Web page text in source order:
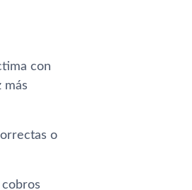
con
más
o